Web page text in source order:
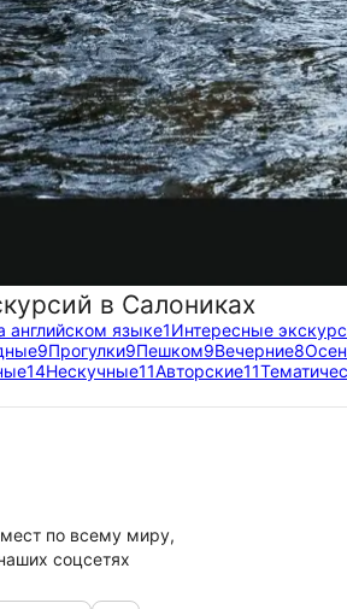
в Салониках
английском языке1Интересные
9Прогулки9Пешком9Вечерние8
14Нескучные11Авторские11
по всему миру,
соцсетях